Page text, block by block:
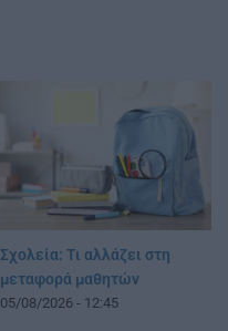
Σχολεία: Τι αλλάζει στη
μεταφορά μαθητών
05/08/2026 - 12:45